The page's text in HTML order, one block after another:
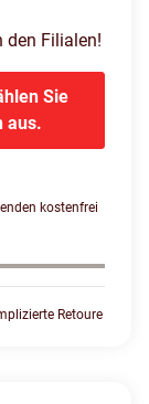
den Filialen!
Sie
aus.
kostenfrei
Retoure